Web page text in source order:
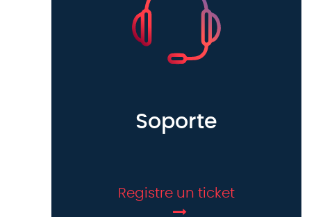
Soporte
Registre un ticket